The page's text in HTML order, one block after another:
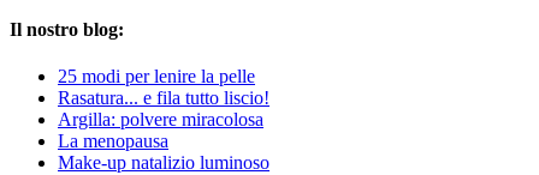
Il nostro blog:
25 modi per lenire la pelle
Rasatura... e fila tutto liscio!
Argilla: polvere miracolosa
La menopausa
Make-up natalizio luminoso